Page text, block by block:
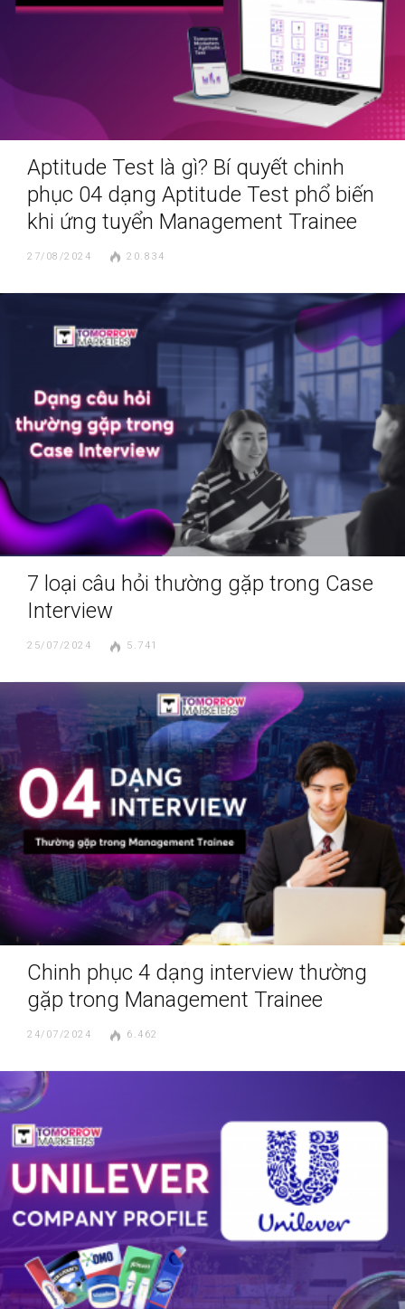
Aptitude Test là gì? Bí quyết chinh
phục 04 dạng Aptitude Test phổ biến
khi ứng tuyển Management Trainee
27/08/2024 20.834
7 loại câu hỏi thường gặp trong Case
Interview
25/07/2024 5.741
Chinh phục 4 dạng interview thường
gặp trong Management Trainee
24/07/2024 6.462